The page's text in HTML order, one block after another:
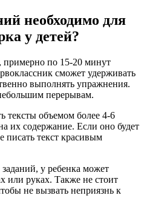
необходимо для
у детей?
примерно по 15-20 минут
сможет удерживать
выполнять упражнения.
перерывам.
тексты объемом более 4-6
их содержание. Если оно будет
писать текст красивым
у ребенка может
или руках. Также не стоит
не вызвать неприязнь к